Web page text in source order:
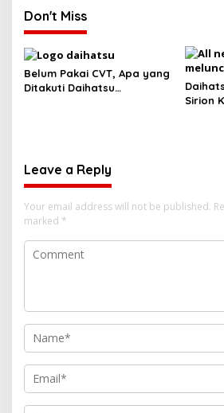
Don't Miss
Belum Pakai CVT, Apa yang
Ditakuti Daihatsu
Sirion
Leave a Reply
Your email address will not be published.
marked *